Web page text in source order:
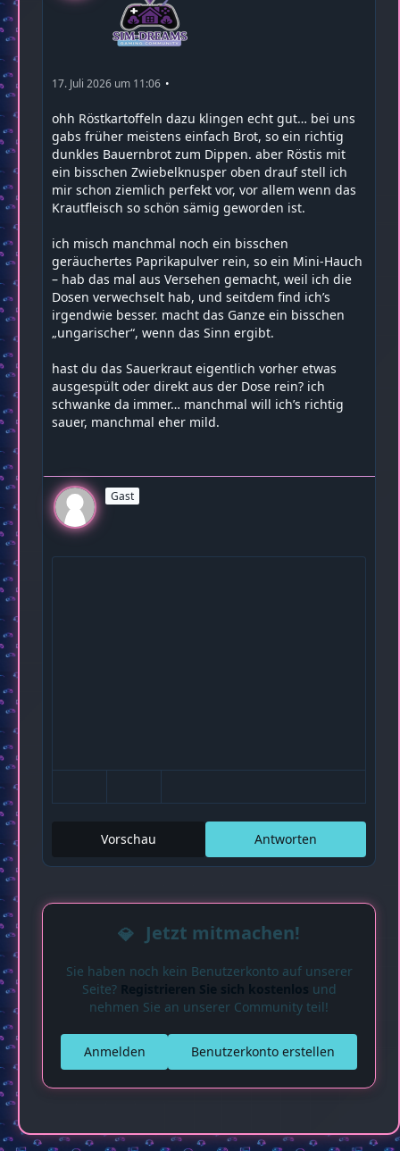
17. Juli 2026 um 11:06
ohh Röstkartoffeln dazu klingen echt gut… bei uns
gabs früher meistens einfach Brot, so ein richtig
dunkles Bauernbrot zum Dippen. aber Röstis mit
ein bisschen Zwiebelknusper oben drauf stell ich
mir schon ziemlich perfekt vor, vor allem wenn das
Krautfleisch so schön sämig geworden ist.
ich misch manchmal noch ein bisschen
geräuchertes Paprikapulver rein, so ein Mini-Hauch
– hab das mal aus Versehen gemacht, weil ich die
Dosen verwechselt hab, und seitdem find ich’s
irgendwie besser. macht das Ganze ein bisschen
„ungarischer“, wenn das Sinn ergibt.
hast du das Sauerkraut eigentlich vorher etwas
ausgespült oder direkt aus der Dose rein? ich
schwanke da immer… manchmal will ich’s richtig
sauer, manchmal eher mild.
Gast
Antworten
Vorschau
Jetzt mitmachen!
Sie haben noch kein Benutzerkonto auf unserer
Seite? Registrieren Sie sich kostenlos und
nehmen Sie an unserer Community teil!
Benutzerkonto erstellen
Anmelden